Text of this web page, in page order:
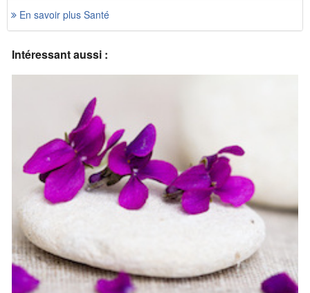
En savoir plus Santé
Intéressant aussi :